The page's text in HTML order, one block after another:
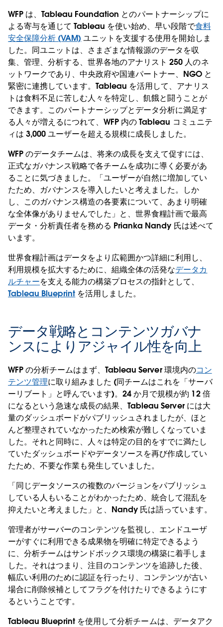
WFP は、Tableau Foundation とのパートナーシップに
よる寄与を通じて Tableau を使い始め、早い段階で食料
安全保障分析 (VAM) ユニットを支援する使用を開始しま
した。同ユニットは、さまざまな情報源のデータを収
集、管理、分析する、世界各地のアナリスト 250 人のネ
ットワークであり、中央政府や国連パートナー、NGO と
緊密に連携しています。Tableau を活用して、アナリス
トは食料不足に苦しむ人々を特定し、飢餓と闘うことが
できます。このパートナーシップとデータ分析に満足す
る人々が増えるにつれて、WFP 内の Tableau コミュニテ
ィは 3,000 ユーザーを超える規模に成長しました。
WFP のデータチームは、将来の成長を支えて促すには、
正式なガバナンス戦略で各チームを成功に導く必要があ
ることに気づきました。「ユーザーが自然に増加してい
たため、ガバナンスを導入したいと考えました。しか
し、このガバナンス構造の各要素について、あまり明確
な全体像がありませんでした」と、世界食糧計画で最高
データ・分析責任者を務める Prianka Nandy 氏は述べて
います。
世界食糧計画はデータをより広範囲かつ詳細に利用し、
利用規模を拡大するために、組織全体の活発なデータカ
ルチャーを支える能力の構築プロセスの指針として、
Tableau Blueprint を活用しました。
データ戦略とコンテンツガバナ
ンスによりアジャイル性を向上
WFP の分析チームはまず、Tableau Server 環境内のコン
テンツ管理に取り組みました (同チームはこれを「サーバ
ーリブート」と呼んでいます)。24 か月で規模が約 12 倍
になるという急速な成長の結果、Tableau Server には大
量のダッシュボードがパブリッシュされましたが、ほと
んど整理されていなかったため検索が難しくなっていま
した。それと同時に、人々は特定の目的をすでに満たし
ていたダッシュボードやデータソースを再び作成してい
たため、不要な作業も発生していました。
「同じデータソースの複数のバージョンをパブリッシュ
している人もいることがわかったため、統合して混乱を
抑えたいと考えました」と、Nandy 氏は語っています。
管理者がサーバーのコンテンツを監視し、エンドユーザ
ーがすぐに利用できる成果物を明確に特定できるよう
に、分析チームはサンドボックス環境の構築に着手しま
した。それはつまり、注目のコンテンツを追跡した後、
幅広い利用のために認証を行ったり、コンテンツが古い
場合に削除候補としてフラグを付けたりできるようにす
るということです。
Tableau Blueprint を使用して分析チームは、データアク